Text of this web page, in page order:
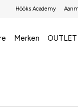
Hööks Academy
Merken OUTLET